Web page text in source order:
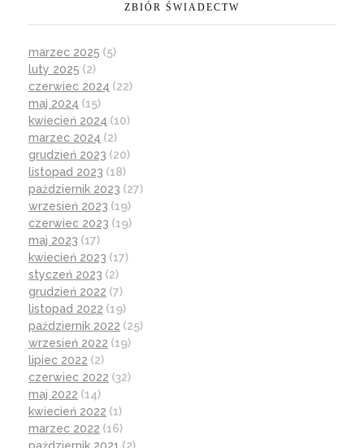
ZBIÓR ŚWIADECTW
marzec 2025 (5)
luty 2025 (2)
czerwiec 2024 (22)
maj 2024 (15)
kwiecień 2024 (10)
marzec 2024 (2)
grudzień 2023 (20)
listopad 2023 (18)
październik 2023 (27)
wrzesień 2023 (19)
czerwiec 2023 (19)
maj 2023 (17)
kwiecień 2023 (17)
styczeń 2023 (2)
grudzień 2022 (7)
listopad 2022 (19)
październik 2022 (25)
wrzesień 2022 (19)
lipiec 2022 (2)
czerwiec 2022 (32)
maj 2022 (14)
kwiecień 2022 (1)
marzec 2022 (16)